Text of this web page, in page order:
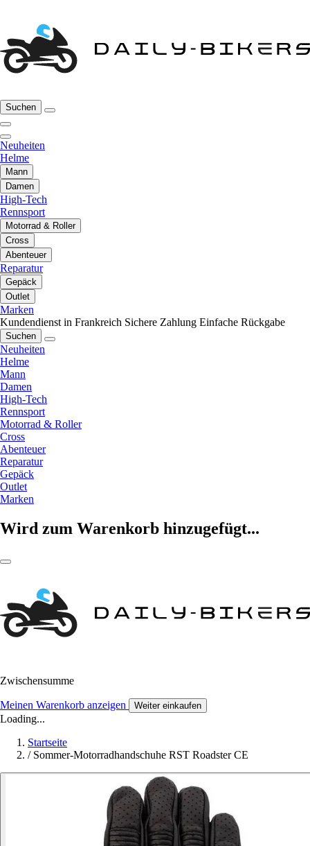
Suchen
Neuheiten
Helme
Mann
Damen
High-Tech
Rennsport
Motorrad & Roller
Cross
Abenteuer
Reparatur
Gepäck
Outlet
Marken
Kundendienst in Frankreich Sichere Zahlung Einfache Rückgabe
Suchen
Neuheiten
Helme
Mann
Damen
High-Tech
Rennsport
Motorrad & Roller
Cross
Abenteuer
Reparatur
Gepäck
Outlet
Marken
Wird zum Warenkorb hinzugefügt...
Zwischensumme
Meinen Warenkorb anzeigen Weiter einkaufen
Loading...
Startseite
/ Sommer-Motorradhandschuhe RST Roadster CE